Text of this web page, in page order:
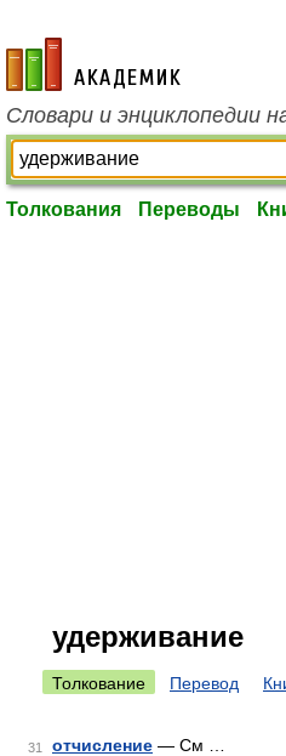
academic.ru
Словари и энциклопедии
Толкования Переводы
удерживание
Толкование Перевод
31 отчисление — См …